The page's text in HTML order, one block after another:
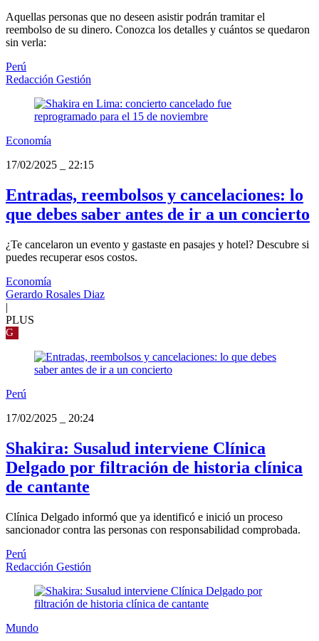
Aquellas personas que no deseen asistir podrán tramitar el
reembolso de su dinero. Conozca los detalles y cuántos se quedaron
sin verla:
Perú
Redacción Gestión
Economía
17/02/2025
22:15
Entradas, reembolsos y cancelaciones: lo
que debes saber antes de ir a un concierto
¿Te cancelaron un evento y gastaste en pasajes y hotel? Descubre si
puedes recuperar esos costos.
Economía
Gerardo Rosales Diaz
|
PLUS
G
Perú
17/02/2025
20:24
Shakira: Susalud interviene Clínica
Delgado por filtración de historia clínica
de cantante
Clínica Delgado informó que ya identificó e inició un proceso
sancionador contra las personas con responsabilidad comprobada.
Perú
Redacción Gestión
Mundo